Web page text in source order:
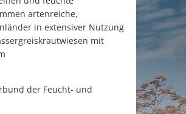
artenreiche,
in extensiver Nutzung
mit
der Feucht- und